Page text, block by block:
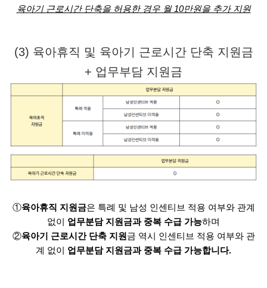
육아기 근로시간 단축을 허용한 경우 월 10만원을 추가 지원
(3) 육아휴직 및 육아기 근로시간 단축 지원금
+ 업무부담 지원금
①육아휴직 지원금은 특례 및 남성 인센티브 적용 여부와 관계
없이 업무분담 지원금과 중복 수급 가능하며
②육아기 근로시간 단축 지원금 역시 인센티브 적용 여부와 관
계 없이 업무분담 지원금과 중복 수급 가능합니다.